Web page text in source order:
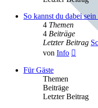
So kannst du dabei
4 Themen
4 Beiträge
Letzter Beitrag
von Info
Für Gäste
Themen
Beiträge
Letzter Beitrag